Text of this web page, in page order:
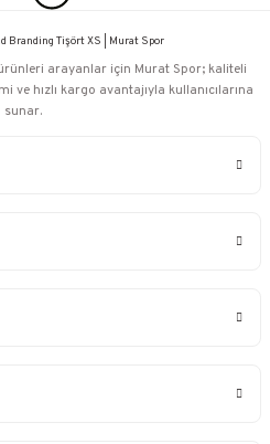
arayanlar için Murat Spor; kaliteli
ve hızlı kargo avantajıyla kullanıcılarına
sunar.